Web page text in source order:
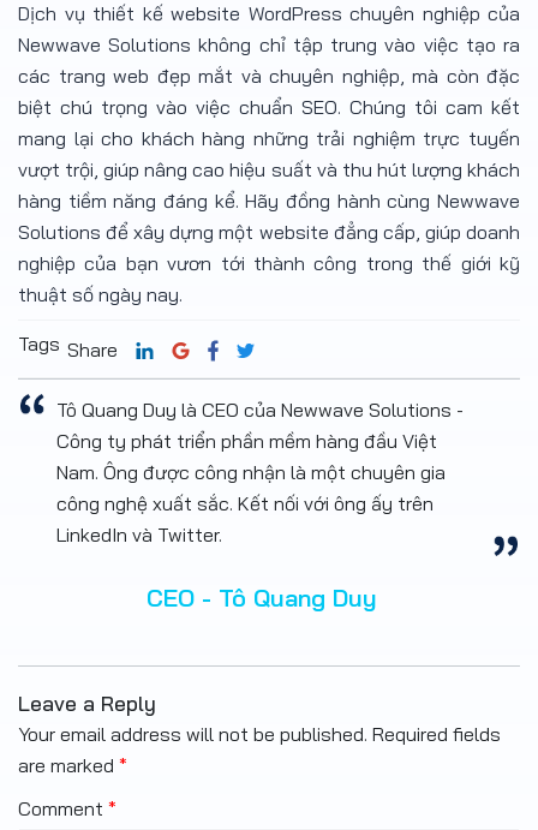
Dịch vụ thiết kế website WordPress chuyên nghiệp của
Newwave Solutions không chỉ tập trung vào việc tạo ra
các trang web đẹp mắt và chuyên nghiệp, mà còn đặc
biệt chú trọng vào việc chuẩn SEO. Chúng tôi cam kết
mang lại cho khách hàng những trải nghiệm trực tuyến
vượt trội, giúp nâng cao hiệu suất và thu hút lượng khách
hàng tiềm năng đáng kể. Hãy đồng hành cùng Newwave
Solutions để xây dựng một website đẳng cấp, giúp doanh
nghiệp của bạn vươn tới thành công trong thế giới kỹ
thuật số ngày nay.
Tags Share
Tô Quang Duy là CEO của Newwave Solutions -
Công ty phát triển phần mềm hàng đầu Việt
Nam. Ông được công nhận là một chuyên gia
công nghệ xuất sắc. Kết nối với ông ấy trên
LinkedIn và Twitter.
CEO - Tô Quang Duy
Leave a Reply
Your email address will not be published. Required fields
are marked *
Comment *